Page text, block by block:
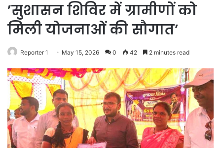
’सुशासन शिविर में ग्रामीणों को
मिली योजनाओं की सौगात’
Reporter 1 May 15, 2026 0 42 2 minutes read